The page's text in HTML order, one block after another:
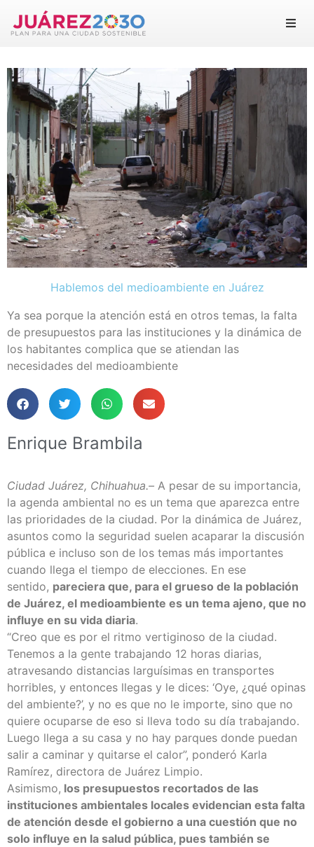
Objetivos
Suma tu esfuerzo
Documentos
Blog
Hablemos del medioambiente en Juárez
Ya sea porque la atención está en otros temas, la falta
de presupuestos para las instituciones y la dinámica de
los habitantes complica que se atiendan las
necesidades del medioambiente
Enrique Brambila
Ciudad Juárez, Chihuahua.– A pesar de su importancia,
la agenda ambiental no es un tema que aparezca entre
las prioridades de la ciudad. Por la dinámica de Juárez,
asuntos como la seguridad suelen acaparar la discusión
pública e incluso son de los temas más importantes
cuando llega el tiempo de elecciones. En ese
sentido, pareciera que, para el grueso de la población
de Juárez, el medioambiente es un tema ajeno, que no
influye en su vida diaria.
“Creo que es por el ritmo vertiginoso de la ciudad.
Tenemos a la gente trabajando 12 horas diarias,
atravesando distancias larguísimas en transportes
horribles, y entonces llegas y le dices: ‘Oye, ¿qué opinas
del ambiente?’, y no es que no le importe, sino que no
quiere ocuparse de eso si lleva todo su día trabajando.
Luego llega a su casa y no hay parques donde puedan
salir a caminar y quitarse el calor”, ponderó Karla
Ramírez, directora de Juárez Limpio.
Asimismo, los presupuestos recortados de las
instituciones ambientales locales evidencian esta falta
de atención desde el gobierno a una cuestión que no
solo influye en la salud pública, pues también se